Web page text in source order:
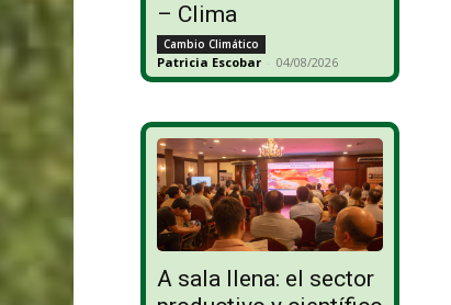
– Clima
Cambio Climático
Patricia Escobar - 04/08/2026
A sala llena: el sector